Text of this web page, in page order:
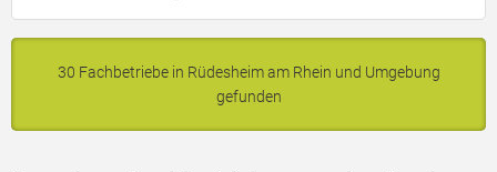
30 Fachbetriebe in Rüdesheim am Rhein und Umgebung
gefunden